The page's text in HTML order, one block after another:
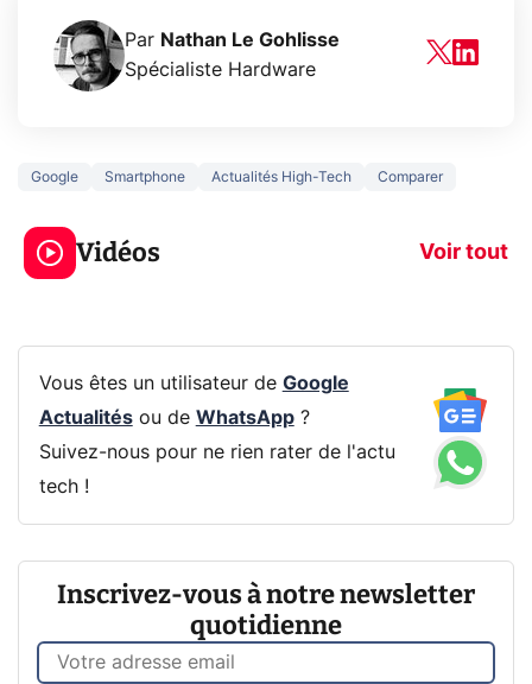
Par Nathan Le Gohlisse
Spécialiste Hardware
Google Smartphone Actualités High-Tech Comparer
Vidéos Voir tout
5 générations de
jeux dans la
prochaine Xbox !
Ce que vous
navigation
Vous êtes un utilisateur de Google
Actualitésou de WhatsApp?
Suivez-nous pour ne rien rater de l'actu
tech !
Inscrivez-vous à notre newsletter
quotidienne